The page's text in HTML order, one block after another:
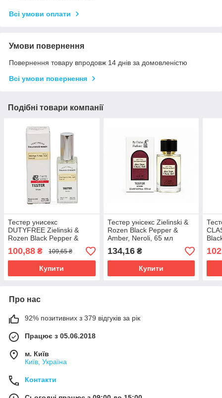
Всі умови оплати
Умови повернення
Повернення товару впродовж 14 днів за домовленістю
Всі умови повернення
Подібні товари компанії
Тестер унисекс
DUTYFREE Zielinski &
Rozen Black Pepper &
Amber, Neroli, 60 мл.
100,88 ₴ 109,65 ₴
Купити
Тестер унісекс Zielinski &
Rozen Black Pepper &
Amber, Neroli, 65 мл
134,16₴
Купити
Про нас
92% позитивних з 379 відгуків за рік
Працює з 05.06.2018
м. Київ
Київ, Україна
Контакти